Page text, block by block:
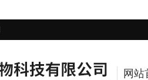
网站